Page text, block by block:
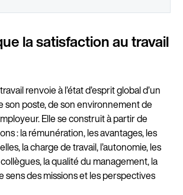
la satisfaction au travail
renvoie à l’état d’esprit global d’un
son poste, de son environnement de
Elle se construit à partir de
: la rémunération, les avantages, les
la charge de travail, l’autonomie, les
la qualité du management, la
sens des missions et les perspectives